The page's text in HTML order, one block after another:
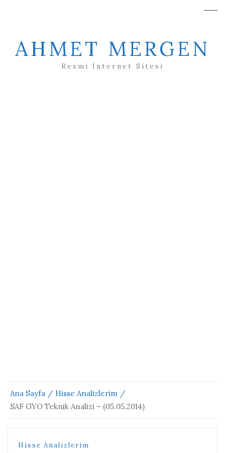
AHMET MERGEN
Resmi İnternet Sitesi
Ana Sayfa
Hisse Analizlerim
SAF GYO Teknik Analizi – (05.05.2014)
Hisse Analizlerim